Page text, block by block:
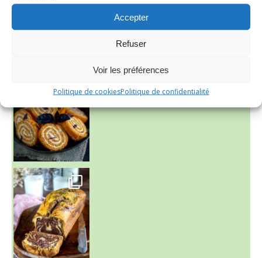
Accepter
Refuser
Voir les préférences
Politique de cookiesPolitique de confidentialité